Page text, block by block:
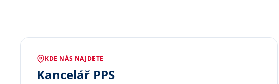
KDE NÁS NAJDETE
Kancelář PPS